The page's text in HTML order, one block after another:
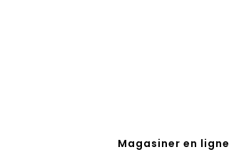
Magasiner en ligne